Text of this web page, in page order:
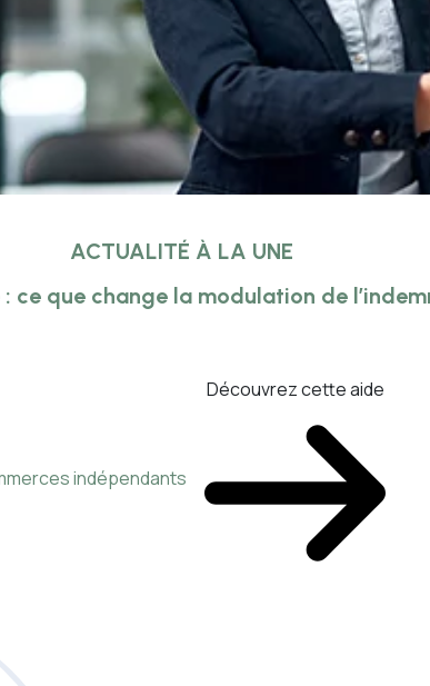
ACTUALITÉ À LA UNE
ce que change la modulation de
indépendants
Découvrez cette aide